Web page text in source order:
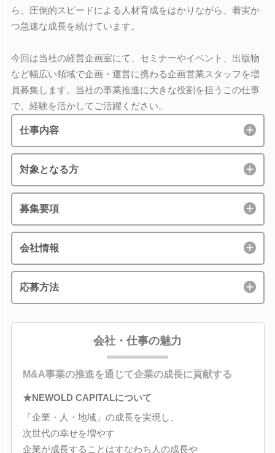
ら、圧倒的スピードによる人材育成をはかりながら、着実か
つ急速な成長を続けています。
今回は当社の経営企画室にて、セミナーやイベント、出版物
など幅広い領域で企画・運営に携わる企画営業スタッフを増
員募集します。当社の事業推進に大きな役割を担うこの仕事
で、経験を活かしてご活躍ください。
仕事内容
対象となる方
募集要項
会社情報
応募方法
会社・仕事の魅力
M&A事業の推進を通じて企業の成長に貢献する
★NEWOLD CAPITALについて
「企業・人・地域」の成長を実現し、
次世代の幸せを増やす
企業が成長することはすなわち人の成長や